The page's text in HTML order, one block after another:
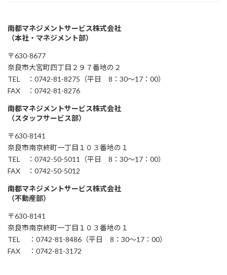
南都マネジメントサービス株式会社
（本社・マネジメント部）
〒630-8677
奈良市大宮町四丁目２９７番地の２
TEL ：0742-81-8275（平日 8：30～17：00）
FAX ：0742-81-8276
南都マネジメントサービス株式会社
（スタッフサービス部）
〒630-8141
奈良市南京終町一丁目１０３番地の１
TEL ：0742-50-5011（平日 8：30～17：00）
FAX ：0742-50-5012
南都マネジメントサービス株式会社
（不動産部）
〒630-8141
奈良市南京終町一丁目１０３番地の１
TEL ：0742-81-8486（平日 8：30～17：00）
FAX ：0742-81-3172